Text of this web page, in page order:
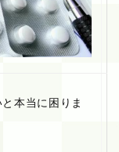
本当に困りま